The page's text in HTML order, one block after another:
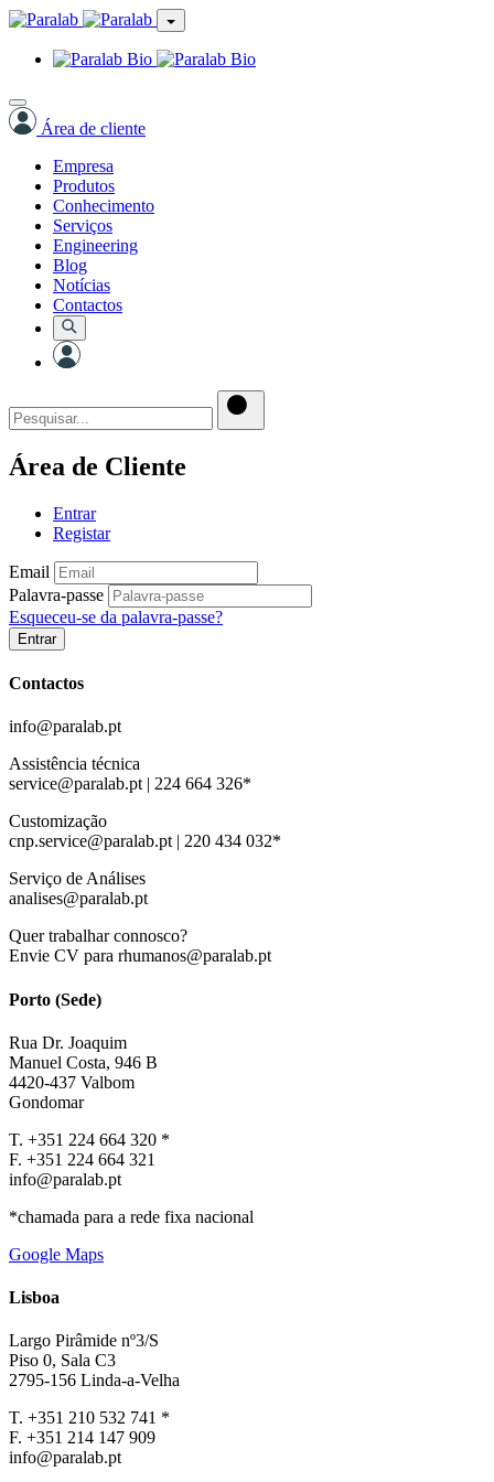
Área de cliente
Empresa
Produtos
Conhecimento
Serviços
Engineering
Blog
Notícias
Contactos
Área de Cliente
Entrar
Registar
Email
Palavra-passe
Esqueceu-se da palavra-passe?
Entrar
Contactos
info@paralab.pt
Assistência técnica
service@paralab.pt | 224 664 326*
Customização
cnp.service@paralab.pt | 220 434 032*
Serviço de Análises
analises@paralab.pt
Quer trabalhar connosco?
Envie CV para rhumanos@paralab.pt
Porto (Sede)
Rua Dr. Joaquim
Manuel Costa, 946 B
4420-437 Valbom
Gondomar
T. +351 224 664 320 *
F. +351 224 664 321
info@paralab.pt
*chamada para a rede fixa nacional
Google Maps
Lisboa
Largo Pirâmide nº3/S
Piso 0, Sala C3
2795-156 Linda-a-Velha
T. +351 210 532 741 *
F. +351 214 147 909
info@paralab.pt